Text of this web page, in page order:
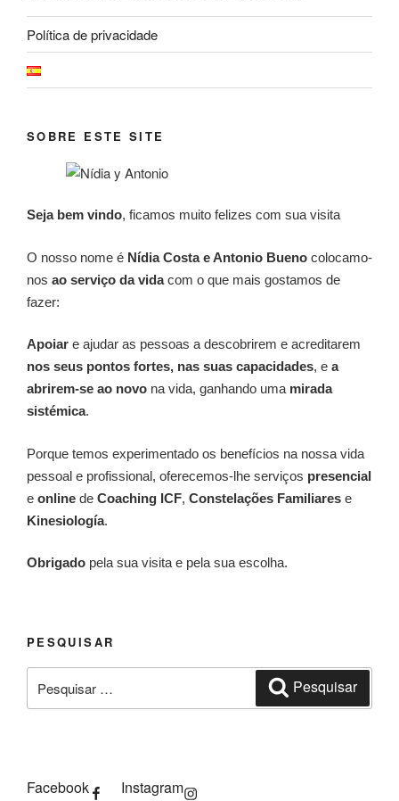
Política de privacidade
SOBRE ESTE SITE
Seja bem vindo, ficamos muito felizes com sua visita
O nosso nome é Nídia Costa e Antonio Bueno colocamo-
nos ao serviço da vidacom o que mais gostamos de
fazer:
Apoiar e ajudar as pessoas a descobrirem e acreditarem
nos seus pontos fortes, nas suas capacidades, e a
abrirem-se ao novo na vida, ganhando uma mirada
sistémica.
Porque temos experimentado os benefícios na nossa vida
pessoal e profissional, oferecemos-lhe serviços presencial
e online de Coaching ICF, Constelações Familiares e
Kinesiología.
Obrigado pela sua visita e pela sua escolha.
PESQUISAR
por:
Pesquisar
Facebook Instagram